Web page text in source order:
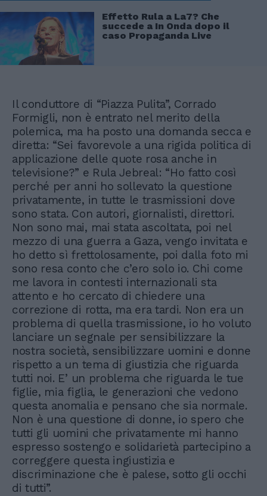
Effetto Rula a La7? Che
succede a In Onda dopo il
caso Propaganda Live
Il conduttore di “Piazza Pulita”, Corrado
Formigli, non è entrato nel merito della
polemica, ma ha posto una domanda secca e
diretta: “Sei favorevole a una rigida politica di
applicazione delle quote rosa anche in
televisione?” e Rula Jebreal: “Ho fatto così
perché per anni ho sollevato la questione
privatamente, in tutte le trasmissioni dove
sono stata. Con autori, giornalisti, direttori.
Non sono mai, mai stata ascoltata, poi nel
mezzo di una guerra a Gaza, vengo invitata e
ho detto sì frettolosamente, poi dalla foto mi
sono resa conto che c’ero solo io. Chi come
me lavora in contesti internazionali sta
attento e ho cercato di chiedere una
correzione di rotta, ma era tardi. Non era un
problema di quella trasmissione, io ho voluto
lanciare un segnale per sensibilizzare la
nostra società, sensibilizzare uomini e donne
rispetto a un tema di giustizia che riguarda
tutti noi. E’ un problema che riguarda le tue
figlie, mia figlia, le generazioni che vedono
questa anomalia e pensano che sia normale.
Non è una questione di donne, io spero che
tutti gli uomini che privatamente mi hanno
espresso sostengo e solidarietà partecipino a
correggere questa ingiustizia e
discriminazione che è palese, sotto gli occhi
di tutti”.